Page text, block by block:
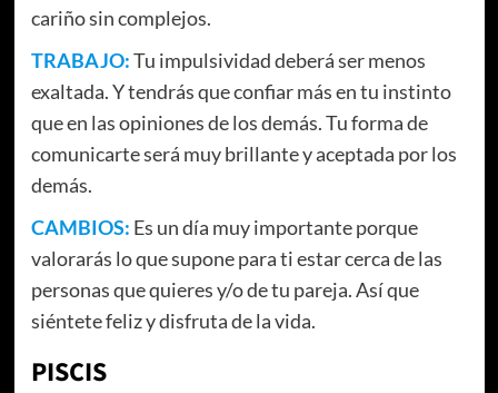
cariño sin complejos.
TRABAJO:Tu impulsividad deberá ser menos
exaltada. Y tendrás que confiar más en tu instinto
que en las opiniones de los demás. Tu forma de
comunicarte será muy brillante y aceptada por los
demás.
CAMBIOS: Es un día muy importante porque
valorarás lo que supone para ti estar cerca de las
personas que quieres y/o de tu pareja. Así que
siéntete feliz y disfruta de la vida.
PISCIS